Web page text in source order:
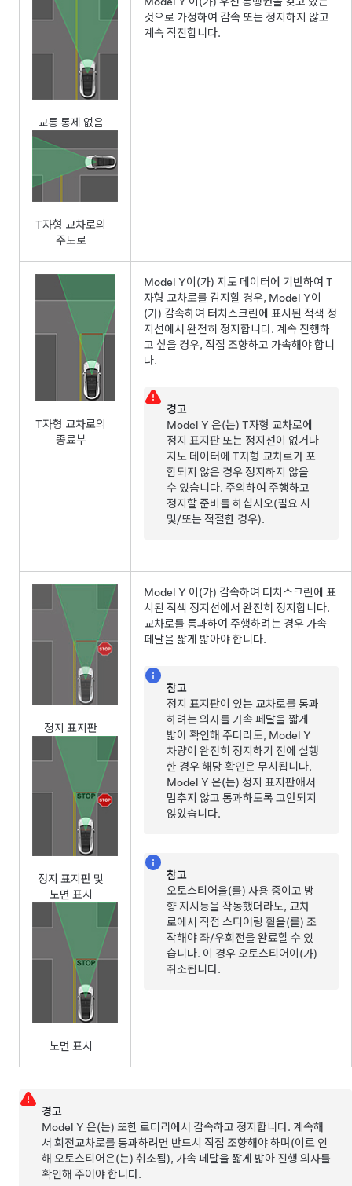
교통 통제 없음
T자형 교차로의
주도로
것으로 가정하여 감속 또는 정지하지 않고
계속 직진합니다.
T자형 교차로의
종료부
Model Y이(가) 지도 데이터에 기반하여 T
자형 교차로를 감지할 경우, Model Y이
(가) 감속하여 터치스크린에 표시된 적색 정
지선에서 완전히 정지합니다. 계속 진행하
고 싶을 경우, 직접 조향하고 가속해야 합니
다.
경고
Model Y 은(는) T자형 교차로에
정지 표지판 또는 정지선이 없거나
지도 데이터에 T자형 교차로가 포
함되지 않은 경우 정지하지 않을
수 있습니다. 주의하여 주행하고
정지할 준비를 하십시오(필요 시
및/또는 적절한 경우).
정지 표지판
정지 표지판 및
노면 표시
노면 표시
Model Y 이(가) 감속하여 터치스크린에 표
시된 적색 정지선에서 완전히 정지합니다.
교차로를 통과하여 주행하려는 경우 가속
페달을 짧게 밟아야 합니다.
참고
정지 표지판이 있는 교차로를 통과
하려는 의사를 가속 페달을 짧게
밟아 확인해 주더라도, Model Y
차량이 완전히 정지하기 전에 실행
한 경우 해당 확인은 무시됩니다.
Model Y 은(는) 정지 표지판애서
멈추지 않고 통과하도록 고안되지
않았습니다.
참고
오토스티어을(를) 사용 중이고 방
향 지시등을 작동했더라도, 교차
로에서 직접스티어링 휠을(를) 조
작해야 좌/우회전을 완료할 수 있
습니다. 이 경우오토스티어 이(가)
취소됩니다.
경고
Model Y 은(는) 또한 로터리에서 감속하고 정지합니다. 계속해
서 회전교차로를 통과하려면 반드시 직접 조향해야 하며 (이로 인
해오토스티어은(는) 취소됨), 가속 페달을 짧게 밟아 진행 의사를
확인해 주어야 합니다.